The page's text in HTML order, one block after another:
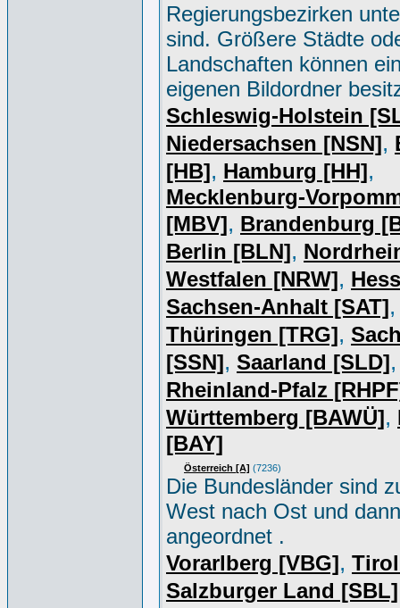
Regierungsbezirken
sind. Größere Städte
Landschaften können
eigenen Bildordner
Schleswig-Holstein
Niedersachsen [NSN],
[HB], Hamburg [HH],
Mecklenburg-
[MBV], Brandenburg
Berlin [BLN],
Westfalen [NRW],
Sachsen-Anhalt [SAT],
Thüringen [TRG],
[SSN], Saarland [SLD],
Rheinland-Pfalz
Württemberg [BAWÜ],
[BAY]
Österreich [A] (7236)
Die Bundesländer sind
West nach Ost und
angeordnet .
Vorarlberg [VBG],
Salzburger Land [SBL]